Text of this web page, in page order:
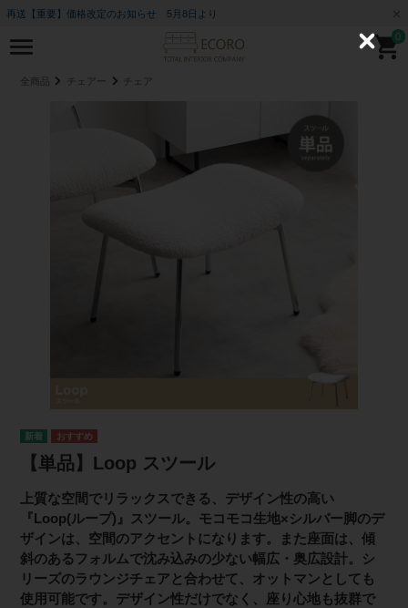
再送【重要】価格改定のお知らせ 5月8日より
0
全商品 チェアー チェア
【単品】Loop スツール
上質な空間でリラックスできる、デザイン性の高い
『Loop(ループ)』スツール。モコモコ生地×シルバー脚のデ
ザインは、空間のアクセントになります。また座面は、傾
斜のあるフォルムで沈み込みの少ない幅広・奥広設計。シ
リーズのラウンジチェアと合わせて、オットマンとしても
使用可能です。デザイン性だけでなく、座り心地も抜群で
C